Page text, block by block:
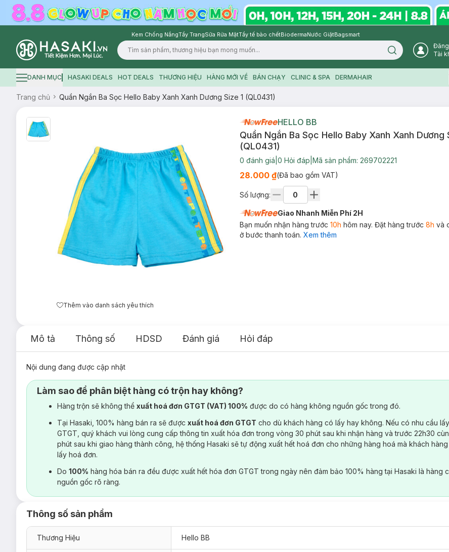
Kem Chống NắngTẩy TrangSữa Rửa MặtTẩy tế bào chếtBiodermaNước GiặtBagsmart
Logo
Search icon
Tài
Hamburger icon
DANH MỤC HASAKI DEALS HOT DEALS THƯƠNG HIỆU HÀNG MỚI VỀ BÁN CHẠY CLINIC & SPA DERMAHAIR
Trang chủ Quần Ngắn Ba Sọc Hello Baby Xanh Xanh Dương Size 1 (QL0431)
Thêm vào danh sách yêu thích
HELLO BB
Quần Ngắn Ba Sọc Hello Baby Xanh Xanh Dương
(QL0431)
0 đánh giá 0 Hỏi đáp Mã sản phẩm: 269702221
28.000 ₫(Đã bao gồm VAT)
Số lượng:
Giao Nhanh Miễn Phí 2H
Bạn muốn nhận hàng trước 10h hôm nay. Đặt hàng trước 8h và
ở bước thanh toán. Xem thêm
Mô tả Thông số HDSD Đánh giá Hỏi đáp
Nội dung đang được cập nhật
Làm sao để phân biệt hàng có trộn hay không?
Hàng trộn sẽ không thể xuất hoá đơn GTGT (VAT) 100% được do có hàng không nguồn gốc trong đó.
Tại Hasaki, 100% hàng bán ra sẽ được xuất hoá đơn GTGT cho dù khách hàng có lấy hay không. Nếu có nhu cầu
GTGT, quý khách vui lòng cung cấp thông tin xuất hóa đơn trong vòng 30 phút sau khi nhận hàng và trước 22h30
phút sau khi giao hàng thành công, hệ thống Hasaki sẽ tự động xuất hết hoá đơn cho những hàng hoá mà khách
lấy hoá đơn.
Do 100% hàng hóa bán ra đều được xuất hết hóa đơn GTGT trong ngày nên đảm bảo 100% hàng tại Hasaki là hàng
nguồn gốc rõ ràng.
Thông số sản phẩm
Thương Hiệu Hello BB